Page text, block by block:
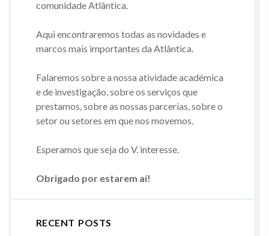
comunidade Atlântica.
Aqui encontraremos todas as novidades e
marcos mais importantes da Atlântica.
Falaremos sobre a nossa atividade académica
e de investigação, sobre os serviços que
prestamos, sobre as nossas parcerias, sobre o
setor ou setores em que nos movemos.
Esperamos que seja do V. interesse.
Obrigado por estarem aí!
RECENT POSTS